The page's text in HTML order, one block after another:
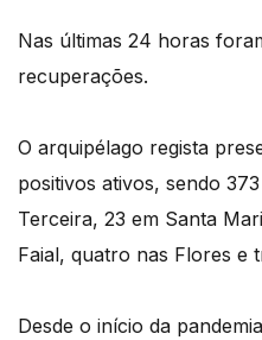
Nas últimas 24 horas
recuperações.
O arquipélago regista
positivos ativos, sendo
Terceira, 23 em Santa
Faial, quatro nas Flores e
Desde o início da